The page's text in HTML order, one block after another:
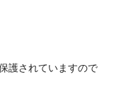
護されていますので